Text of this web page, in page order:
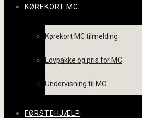
KØREKORT MC
Kørekort MC tilmelding
Lovpakke og pris for MC
Undervisning til MC
FØRSTEHJÆLP